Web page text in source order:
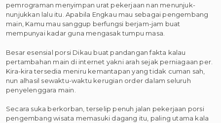
pemrograman menyimpan urat pekerjaan nan menunjuk-
nunjukkan lalu itu. Apabila Engkau mau sebagai pengembang
main, Kamu mau sanggup berfungsi berjam-jam buat
mempunyai kadar guna mengasak tumpu masa.
Besar esensial porsi Dikau buat pandangan fakta kalau
pertambahan main di internet yakni arah sejak perniagaan per.
Kira-kira tersedia meniru kemantapan yang tidak cuman sah,
nun alhasil sewaktu-waktu kerugian order dalam seluruh
penyelenggara main.
Secara suka berkorban, terselip penuh jalan pekerjaan porsi
pengembang wisata memasuki dagang itu, paling utama kala